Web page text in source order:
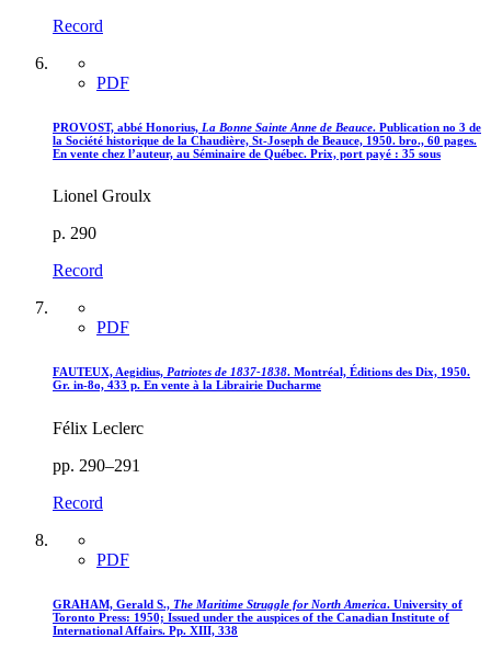
Record
PDF
PROVOST, abbé Honorius, La Bonne Sainte Anne de Beauce. Publication no 3 de
la Société historique de la Chaudière, St-Joseph de Beauce, 1950. bro., 60 pages.
En vente chez l’auteur, au Séminaire de Québec. Prix, port payé : 35 sous
Lionel Groulx
p. 290
Record
PDF
FAUTEUX, Aegidius, Patriotes de 1837-1838. Montréal, Éditions des Dix, 1950.
Gr. in-8o, 433 p. En vente à la Librairie Ducharme
Félix Leclerc
pp. 290–291
Record
PDF
GRAHAM, Gerald S., The Maritime Struggle for North America. University of
Toronto Press: 1950; Issued under the auspices of the Canadian Institute of
International Affairs. Pp. XIII, 338